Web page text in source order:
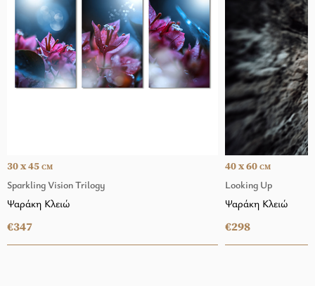
Sparkling Vision Trilogy
30 x 45 CM
Ψαράκη Κλειώ
€347
Looking Up
40 x 60 CM
Ψαράκη Κλειώ
€298